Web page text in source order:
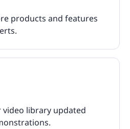
products and features
video library updated